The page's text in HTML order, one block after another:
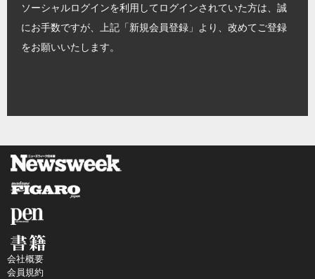
ソーシャルログインを利用してログインされていた方は、誠
にお手数ですが、上記「新規会員登録」より、改めてご登録
をお願いいたします。
会社概要
会員規約